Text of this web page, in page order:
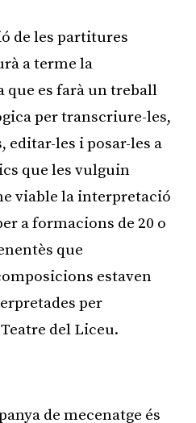
de les partitures
a terme la
es farà un treball
per transcriure-les,
editar-les i posar-les a
que les vulguin
viable la interpretació
a formacions de 20 o
que
estaven
per
del Liceu.
de mecenatge és